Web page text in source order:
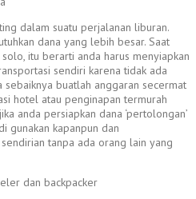
dalam suatu perjalanan liburan.
dana yang lebih besar. Saat
itu berarti anda harus menyiapkan
sendiri karena tidak ada
sebaiknya buatlah anggaran secermat
hotel atau penginapan termurah
anda persiapkan dana ‘pertolongan’
gunakan kapanpun dan
tanpa ada orang lain yang
dan backpacker